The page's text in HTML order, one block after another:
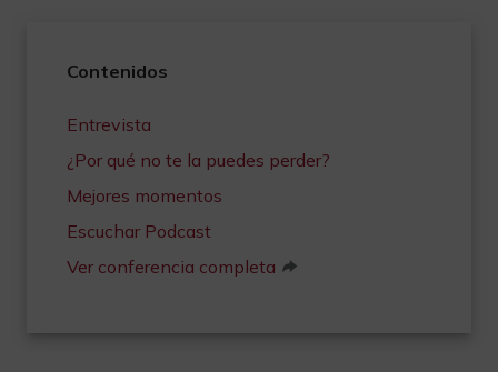
Contenidos
Entrevista
¿Por qué no te la puedes perder?
Mejores momentos
Escuchar Podcast
Ver conferencia completa